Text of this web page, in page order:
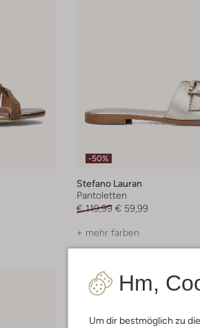
Hm,
Um dir bestmöglich zu
-50%
Stefano Lauran
Pantoletten
€ 119,99 € 59,99
+ mehr farben